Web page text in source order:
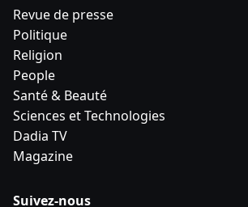
Revue de presse
Politique
Religion
People
Santé & Beauté
Sciences et Technologies
Dadia TV
Magazine
Suivez-nous